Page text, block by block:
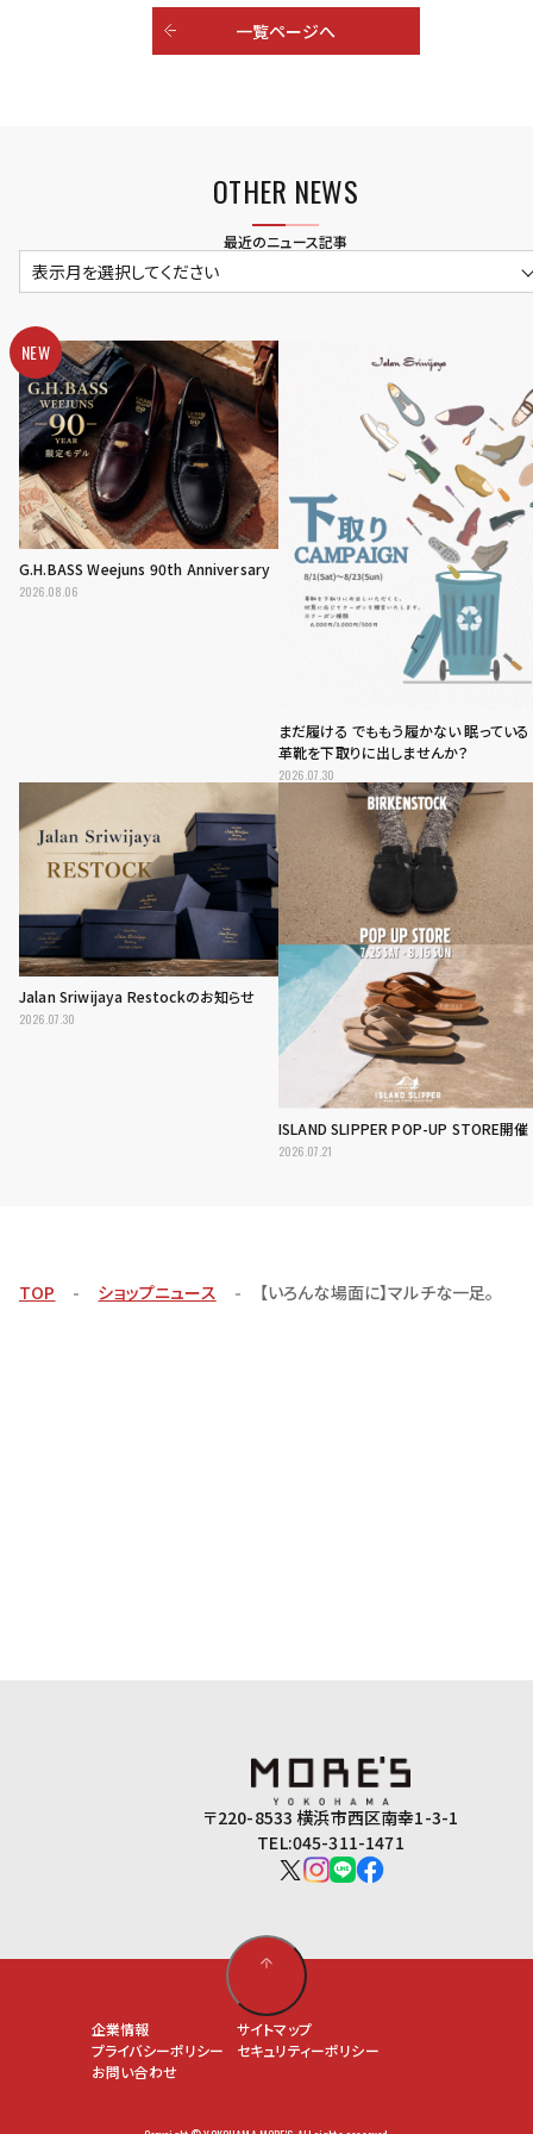
一覧ページへ
OTHER NEWS
最近のニュース記事
表示月を選択してください
NEW
G.H.BASS Weejuns 90th Anniversary
2026.08.06
まだ履ける でももう履かない 眠っている
革靴を下取りに出しませんか？
2026.07.30
Jalan Sriwijaya Restockのお知らせ
2026.07.30
ISLAND SLIPPER POP-UP STORE開催
2026.07.21
TOP ショップニュース 【いろんな場面に】マルチな一足。
〒220-8533 横浜市西区南幸1-3-1
TEL:045-311-1471
企業情報
サイトマップ
プライバシーポリシー
セキュリティーポリシー
お問い合わせ